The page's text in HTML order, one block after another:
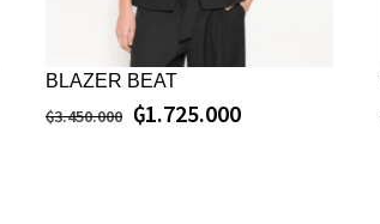
BLAZER BEAT
₲3.450.000 ₲1.725.000